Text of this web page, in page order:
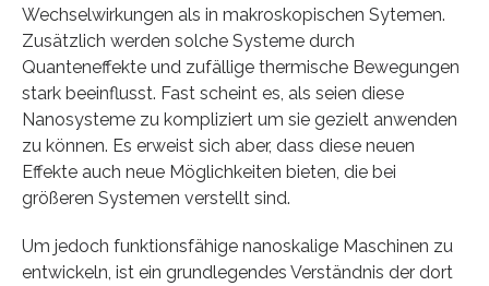
Wechselwirkungen als in makroskopischen Sytemen.
Zusätzlich werden solche Systeme durch
Quanteneffekte und zufällige thermische Bewegungen
stark beeinflusst. Fast scheint es, als seien diese
Nanosysteme zu kompliziert um sie gezielt anwenden
zu können. Es erweist sich aber, dass diese neuen
Effekte auch neue Möglichkeiten bieten, die bei
größeren Systemen verstellt sind.
Um jedoch funktionsfähige nanoskalige Maschinen zu
entwickeln, ist ein grundlegendes Verständnis der dort